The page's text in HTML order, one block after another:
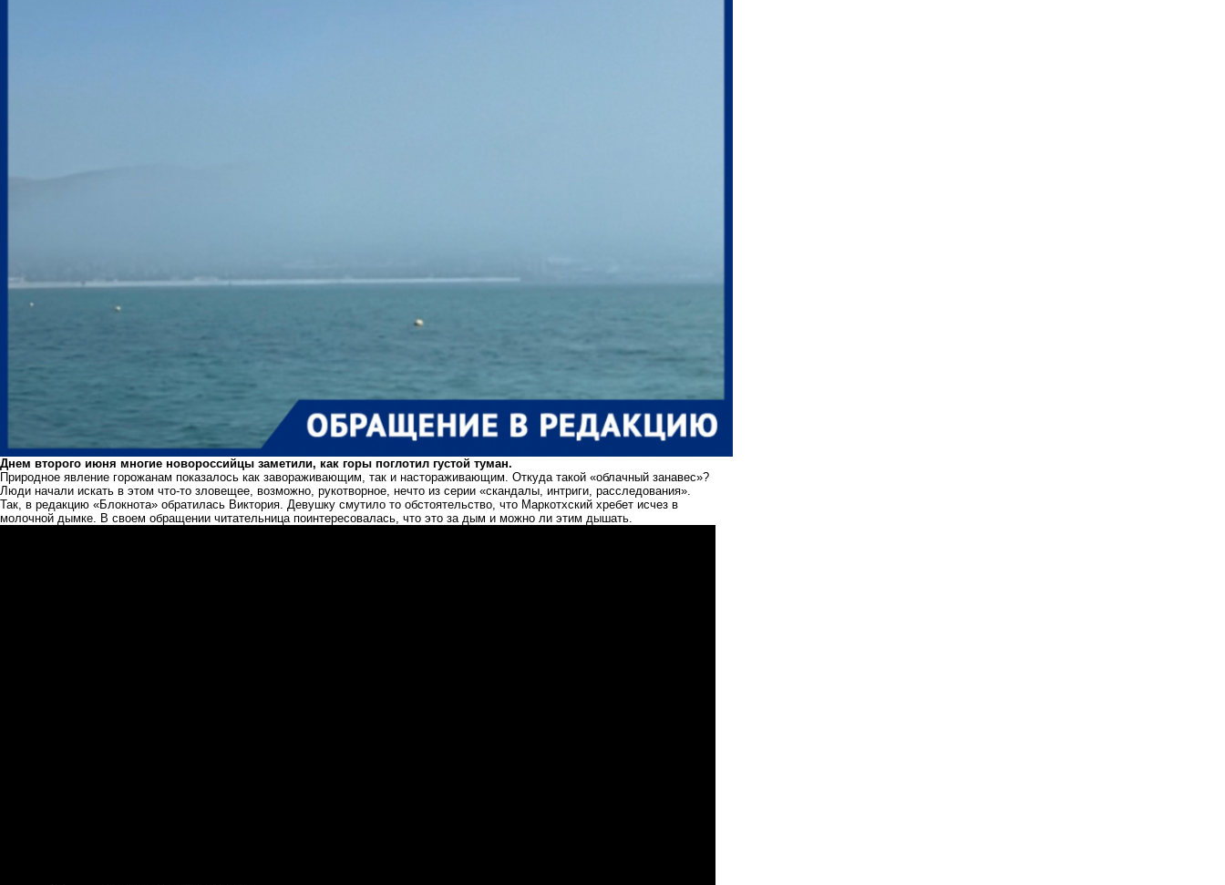
Днем второго июня многие новороссийцы заметили, как горы поглотил густой туман.
Природное явление горожанам показалось как завораживающим, так и настораживающим. Откуда такой «облачный занавес»?
Люди начали искать в этом что-то зловещее, возможно, рукотворное, нечто из серии «скандалы, интриги, расследования».
Так, в редакцию «Блокнота» обратилась Виктория. Девушку смутило то обстоятельство, что Маркотхский хребет исчез в
молочной дымке. В своем обращении читательница поинтересовалась, что это за дым и можно ли этим дышать.